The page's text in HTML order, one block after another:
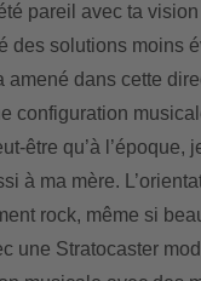
pareil avec ta
des solutions moins
amené dans cette
configuration
être qu’à l’époque,
à ma mère.
rock, même si
une Stratocaster